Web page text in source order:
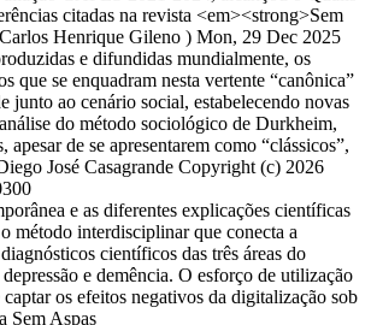
citadas na revista <em><strong>Sem
Henrique Gileno ) Mon, 29 Dec 2025
e difundidas mundialmente, os
que se enquadram nesta vertente “canônica”
ao cenário social, estabelecendo novas
do método sociológico de Durkheim,
de se apresentarem como “clássicos”,
José Casagrande Copyright (c) 2026
e as diferentes explicações científicas
método interdisciplinar que conecta a
científicos das três áreas do
e demência. O esforço de utilização
os efeitos negativos da digitalização sob
Sem Aspas